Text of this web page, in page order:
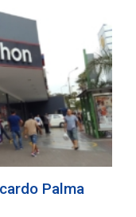
Palma